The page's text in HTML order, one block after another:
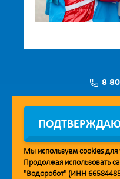
8
Мобильное
Мы используем cookiesдля
Продолжая использовать
"Водоробот" (ИНН